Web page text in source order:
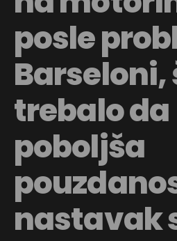
posle
Barseloni,
trebalo da
poboljša
nastavak